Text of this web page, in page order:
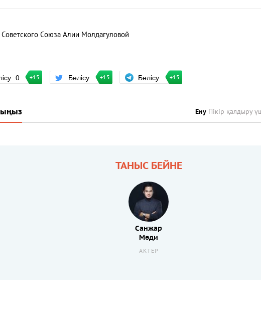
Союза Алии Молдагуловой
0 +15 Бөлісу +15 Бөлісу +15
Ену Пікір қалдыру
ТАНЫС БЕЙНЕ
Санжар
Мәди
АКТЕР